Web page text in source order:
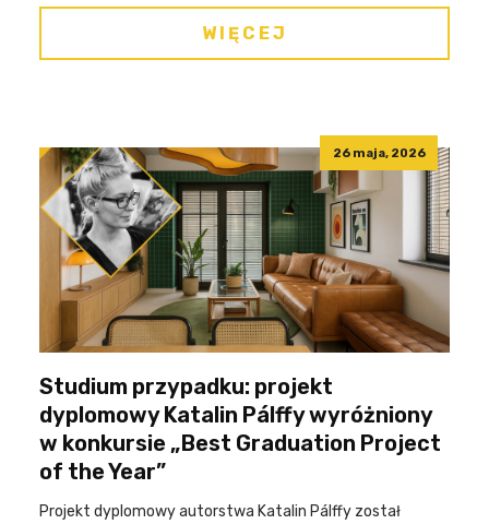
WIĘCEJ
26 maja, 2026
Studium przypadku: projekt
dyplomowy Katalin Pálffy wyróżniony
w konkursie „Best Graduation Project
of the Year”
Projekt dyplomowy autorstwa Katalin Pálffy został